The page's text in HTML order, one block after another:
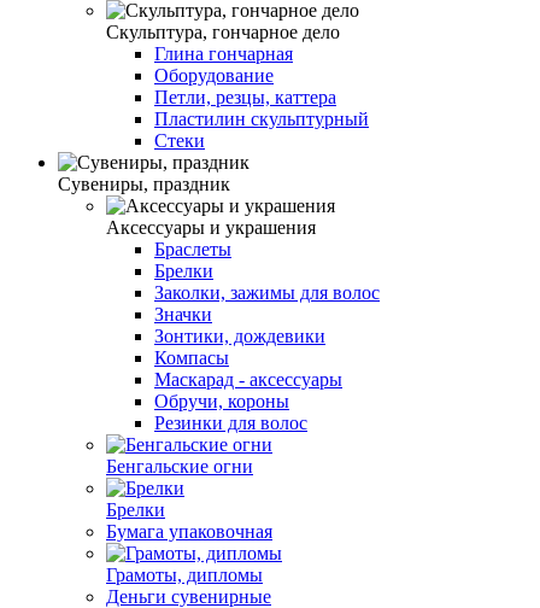
Скульптура, гончарное дело
Глина гончарная
Оборудование
Петли, резцы, каттера
Пластилин скульптурный
Стеки
Сувениры, праздник
Аксессуары и украшения
Браслеты
Брелки
Заколки, зажимы для волос
Значки
Зонтики, дождевики
Компасы
Маскарад - аксессуары
Обручи, короны
Резинки для волос
Бенгальские огни
Брелки
Бумага упаковочная
Грамоты, дипломы
Деньги сувенирные